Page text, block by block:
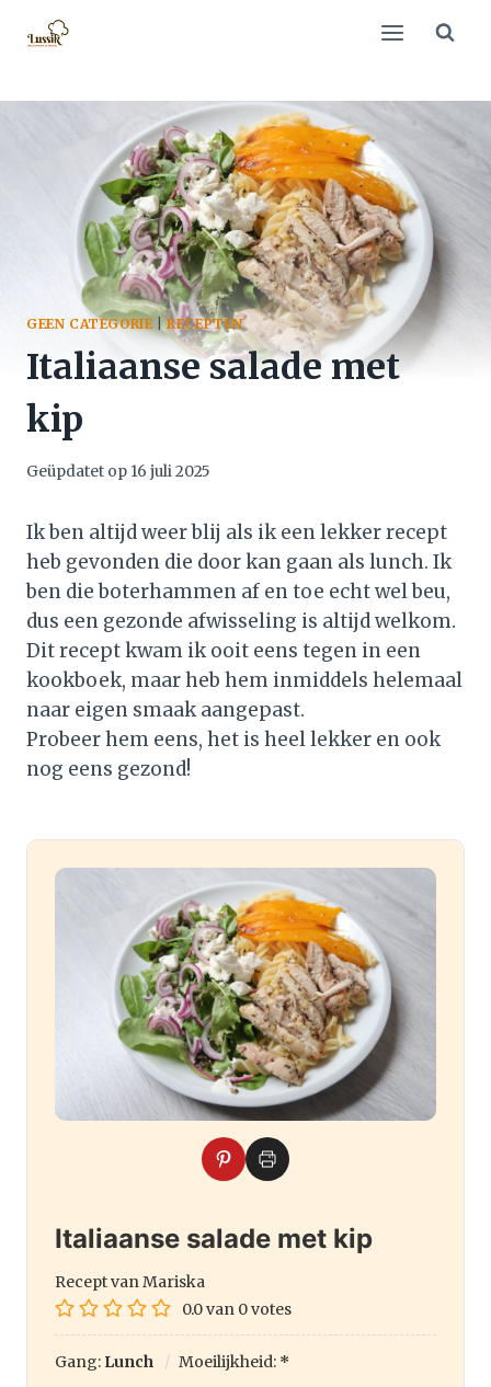
naar
GEEN CATEGORIE|RECEPTEN
Italiaanse salade met
kip
Geüpdatet op 16 juli 2025
Ik ben altijd weer blij als ik een lekker recept
heb gevonden die door kan gaan als lunch. Ik
ben die boterhammen af en toe echt wel beu,
dus een gezonde afwisseling is altijd welkom.
Dit recept kwam ik ooit eens tegen in een
kookboek, maar heb hem inmiddels helemaal
naar eigen smaak aangepast.
Probeer hem eens, het is heel lekker en ook
nog eens gezond!
Italiaanse salade met kip
Recept van Mariska
0.0van 0votes
Gang: Lunch Moeilijkheid: *